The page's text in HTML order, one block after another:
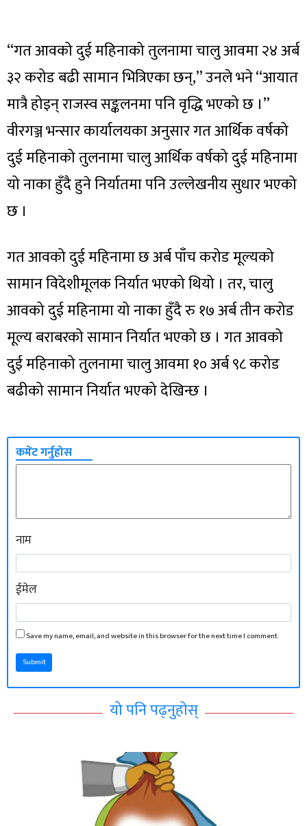
‘‘गत आवको दुई महिनाको तुलनामा चालु आवमा २४ अर्ब
३२ करोड बढी सामान भित्रिएका छन्,’’ उनले भने ‘‘आयात
मात्रै होइन् राजस्व सङ्कलनमा पनि वृद्धि भएको छ ।’’
वीरगञ्ज भन्सार कार्यालयका अनुसार गत आर्थिक वर्षको
दुई महिनाको तुलनामा चालु आर्थिक वर्षको दुई महिनामा
यो नाका हुँदै हुने निर्यातमा पनि उल्लेखनीय सुधार भएको
छ ।
गत आवको दुई महिनामा छ अर्ब पाँच करोड मूल्यको
सामान विदेशीमूलक निर्यात भएको थियो । तर, चालु
आवको दुई महिनामा यो नाका हुँदै रु १७ अर्ब तीन करोड
मूल्य बराबरको सामान निर्यात भएको छ । गत आवको
दुई महिनाको तुलनामा चालु आवमा १० अर्ब ९८ करोड
बढीको सामान निर्यात भएको देखिन्छ ।
कमेंट गर्नुहोस
नाम
ईमेल
Save my name, email, and website in this browser for the next time I comment.
Submit
यो पनि पढ्नुहोस्